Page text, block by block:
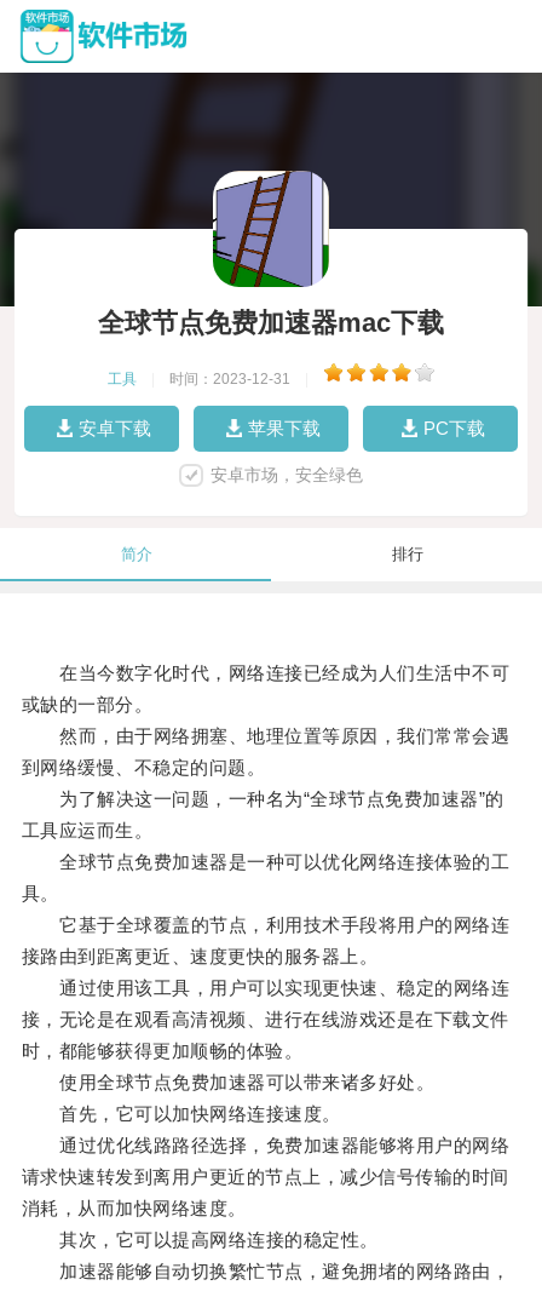
全球节点免费加速器mac下载
工具 时间：2023-12-31
安卓下载 苹果下载 PC下载
安卓市场，安全绿色
简介 排行
在当今数字化时代，网络连接已经成为人们生活中不可
或缺的一部分。
然而，由于网络拥塞、地理位置等原因，我们常常会遇
到网络缓慢、不稳定的问题。
为了解决这一问题，一种名为“全球节点免费加速器”的
工具应运而生。
全球节点免费加速器是一种可以优化网络连接体验的工
具。
它基于全球覆盖的节点，利用技术手段将用户的网络连
接路由到距离更近、速度更快的服务器上。
通过使用该工具，用户可以实现更快速、稳定的网络连
接，无论是在观看高清视频、进行在线游戏还是在下载文件
时，都能够获得更加顺畅的体验。
使用全球节点免费加速器可以带来诸多好处。
首先，它可以加快网络连接速度。
通过优化线路路径选择，免费加速器能够将用户的网络
请求快速转发到离用户更近的节点上，减少信号传输的时间
消耗，从而加快网络速度。
其次，它可以提高网络连接的稳定性。
加速器能够自动切换繁忙节点，避免拥堵的网络路由，